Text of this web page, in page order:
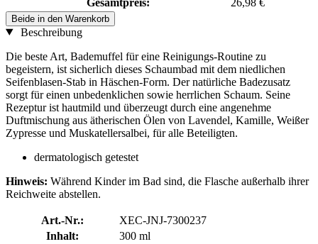
Beide in den Warenkorb
Beschreibung
Die beste Art, Bademuffel für eine Reinigungs-Routine zu
begeistern, ist sicherlich dieses Schaumbad mit dem niedlichen
Seifenblasen-Stab in Häschen-Form. Der natürliche Badezusatz
sorgt für einen unbedenklichen sowie herrlichen Schaum. Seine
Rezeptur ist hautmild und überzeugt durch eine angenehme
Duftmischung aus ätherischen Ölen von Lavendel, Kamille, Weißer
Zypresse und Muskatellersalbei, für alle Beteiligten.
dermatologisch getestet
Hinweis: Während Kinder im Bad sind, die Flasche außerhalb ihrer
Reichweite abstellen.
Art.-Nr.:
XEC-JNJ-7300237
Inhalt:
300 ml